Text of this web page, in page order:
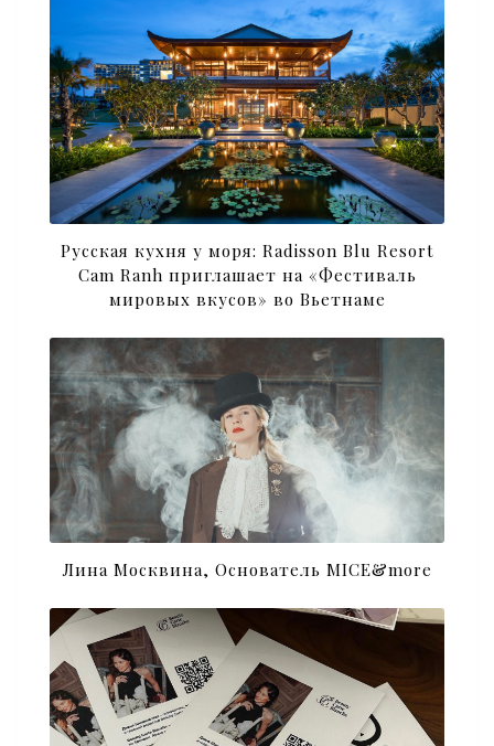
Русская кухня у моря: Radisson Blu Resort
Cam Ranh приглашает на «Фестиваль
мировых вкусов» во Вьетнаме
Лина Москвина, Основатель MICE&more